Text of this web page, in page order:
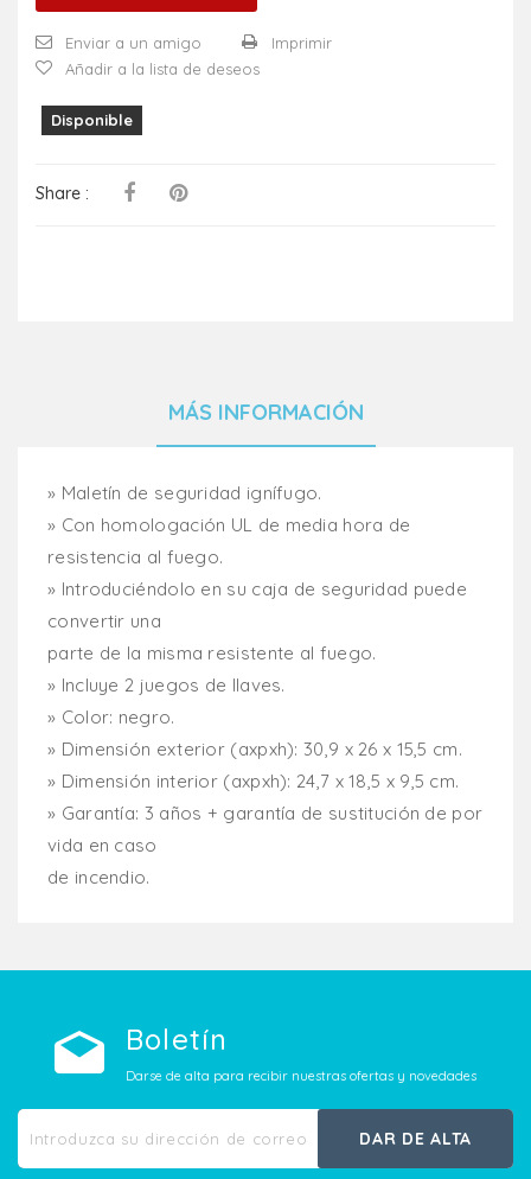
Enviar a un amigo
Imprimir
Añadir a la lista de deseos
Disponible
Share :
MÁS INFORMACIÓN
» Maletín de seguridad ignífugo.
» Con homologación UL de media hora de
resistencia al fuego.
» Introduciéndolo en su caja de seguridad puede
convertir una
parte de la misma resistente al fuego.
» Incluye 2 juegos de llaves.
» Color: negro.
» Dimensión exterior (axpxh): 30,9 x 26 x 15,5 cm.
» Dimensión interior (axpxh): 24,7 x 18,5 x 9,5 cm.
» Garantía: 3 años + garantía de sustitución de por
vida en caso
de incendio.
Boletín
Darse de alta para recibir nuestras ofertas y novedades
DAR DE ALTA